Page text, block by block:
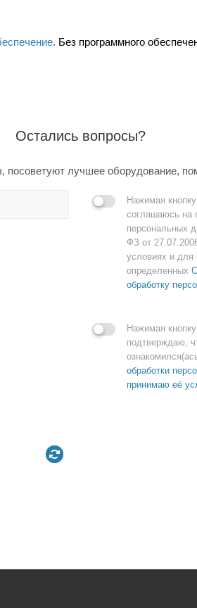
. Без программного
Остались вопросы?
лучшее оборудование,
Нажимая
соглашаюсь на
персональных
ФЗ от
условиях и для
определенных
обработку
Нажимая
подтверждаю,
обработки
принимаю её